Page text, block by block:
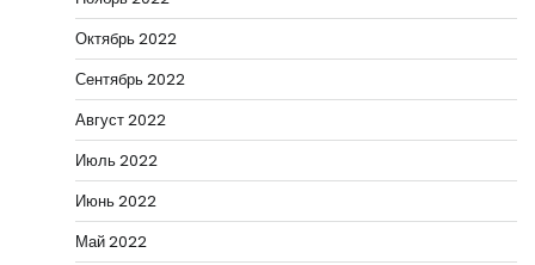
Октябрь 2022
Сентябрь 2022
Август 2022
Июль 2022
Июнь 2022
Май 2022